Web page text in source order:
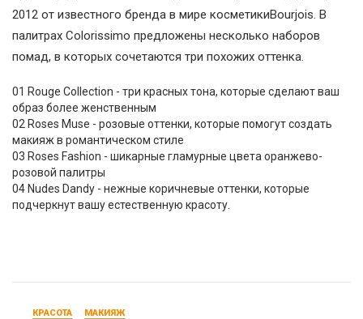
2012 от известного бренда в мире косметикиBourjois. В
палитрах Colorissimo предложены несколько наборов
помад, в которых сочетаются три похожих оттенка.
01 Rouge Collection - три красных тона, которые сделают ваш
образ более женственным
02 Roses Muse - розовые оттенки, которые помогут создать
макияж в романтическом стиле
03 Roses Fashion - шикарные гламурные цвета оранжево-
розовой палитры
04 Nudes Dandy - нежные коричневые оттенки, которые
подчеркнут вашу естественную красоту.
КРАСОТА МАКИЯЖ